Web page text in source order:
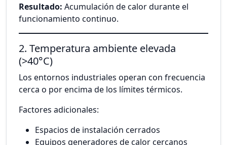
Resultado: Acumulación de calor durante el
funcionamiento continuo.
2. Temperatura ambiente elevada
(>40°C)
Los entornos industriales operan con frecuencia
cerca o por encima de los límites térmicos.
Factores adicionales:
Espacios de instalación cerrados
Equipos generadores de calor cercanos